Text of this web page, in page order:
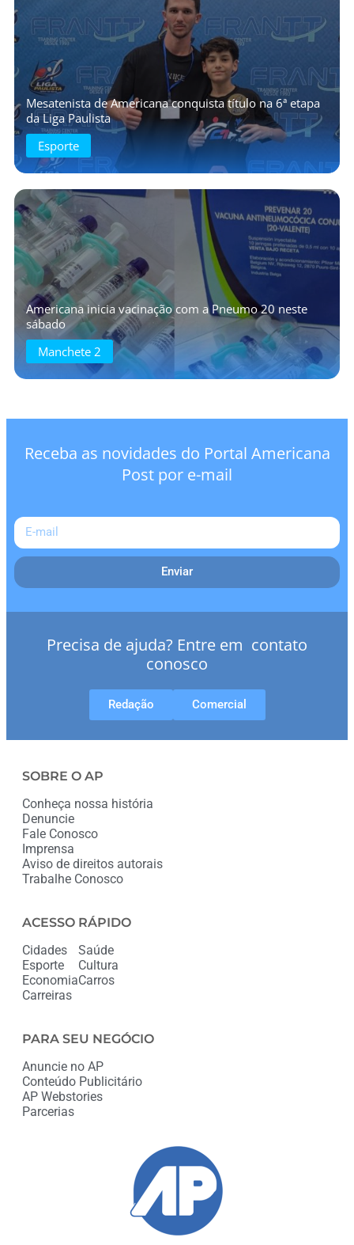
Mesatenista de Americana conquista título na 6ª etapa
da Liga Paulista
Esporte
Americana inicia vacinação com a Pneumo 20 neste
sábado
Manchete 2
Receba as novidades do Portal Americana
Post por e-mail
Enviar
Precisa de ajuda? Entre em contato
conosco
Redação Comercial
SOBRE O AP
Conheça nossa história
Denuncie
Fale Conosco
Imprensa
Aviso de direitos autorais
Trabalhe Conosco
ACESSO RÁPIDO
Cidades
Esporte
Economia
Carreiras
Saúde
Cultura
Carros
PARA SEU NEGÓCIO
Anuncie no AP
Conteúdo Publicitário
AP Webstories
Parcerias